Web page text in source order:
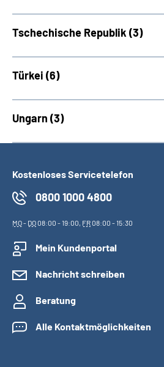
Tschechische Republik (3)
Türkei (6)
Ungarn (3)
Kostenloses Servicetelefon
0800 1000 4800
MO- DO08:00 - 19:00, FR08:00 - 15:30
Mein Kundenportal
Nachricht schreiben
Beratung
Alle Kontaktmöglichkeiten